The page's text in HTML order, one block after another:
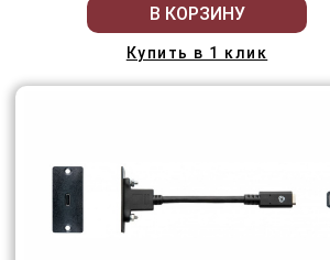
В КОРЗИНУ
Купить в 1 клик